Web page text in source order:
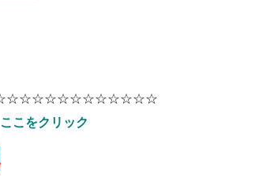
ここをクリック